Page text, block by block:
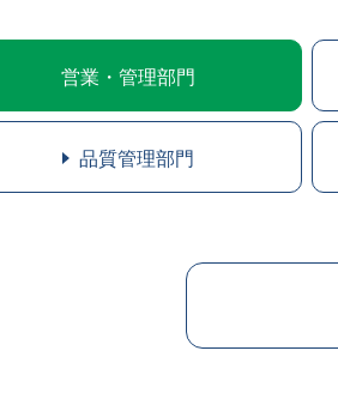
営業・管理部門
品質管理部門